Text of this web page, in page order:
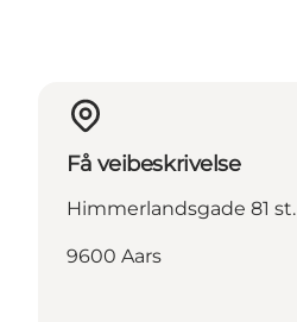
Få veibeskrivelse
Himmerlandsgade 81 st.
9600 Aars